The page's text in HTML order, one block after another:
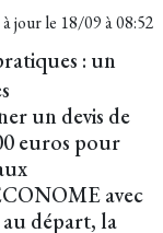
jour le 18/09 à 08:52
: un
un devis de
euros pour
avec
départ, la